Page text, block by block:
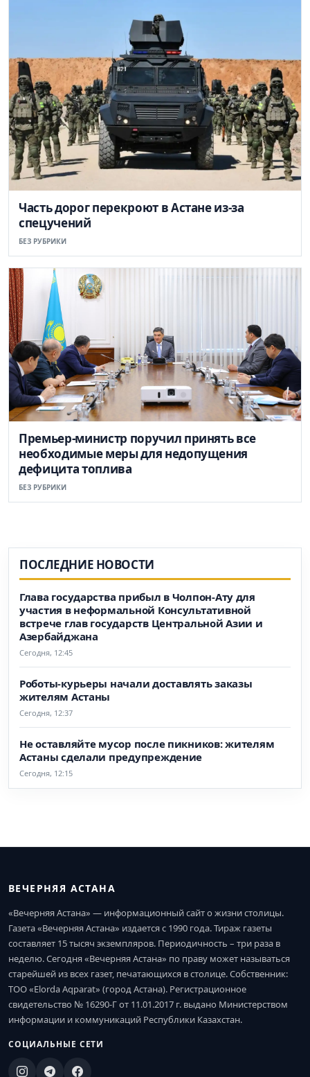
Часть дорог перекроют в Астане из-за
спецучений
БЕЗ РУБРИКИ
Премьер-министр поручил принять все
необходимые меры для недопущения
дефицита топлива
БЕЗ РУБРИКИ
ПОСЛЕДНИЕ НОВОСТИ
Глава государства прибыл в Чолпон-Ату для
участия в неформальной Консультативной
встрече глав государств Центральной Азии и
Азербайджана
Сегодня, 12:45
Роботы-курьеры начали доставлять заказы
жителям Астаны
Сегодня, 12:37
Не оставляйте мусор после пикников: жителям
Астаны сделали предупреждение
Сегодня, 12:15
ВЕЧЕРНЯЯ АСТАНА
«Вечерняя Астана» — информационный сайт о жизни столицы.
Газета «Вечерняя Астана» издается с 1990 года. Тираж газеты
составляет 15 тысяч экземпляров. Периодичность – три раза в
неделю. Сегодня «Вечерняя Астана» по праву может называться
старейшей из всех газет, печатающихся в столице. Собственник:
ТОО «Elorda Aqparat» (город Астана). Регистрационное
свидетельство № 16290-Г от 11.01.2017 г. выдано Министерством
информации и коммуникаций Республики Казахстан.
СОЦИАЛЬНЫЕ СЕТИ